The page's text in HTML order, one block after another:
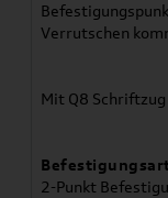
Verrutschen
Mit Q8
2-Punkt